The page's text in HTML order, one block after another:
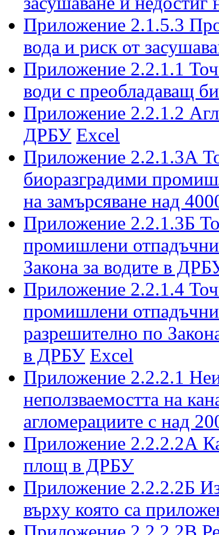
Приложение 2.1.5.3
вода и риск от
Приложение 2.2.1.1
води с преобладаващ
Приложение 2.2.1.2
ДРБУ Excel
Приложение 2.2.1.3А
биоразградими
на замърсяване над
Приложение 2.2.1.3Б
промишлени
Закона за водите в
Приложение 2.2.1.4
промишлени
разрешително по
в ДРБУ Excel
Приложение 2.2.2.1
неползваемостта на
агломерациите с над
Приложение 2.2.2.2А
площ в ДРБУ
Приложение 2.2.2.2Б
върху която са